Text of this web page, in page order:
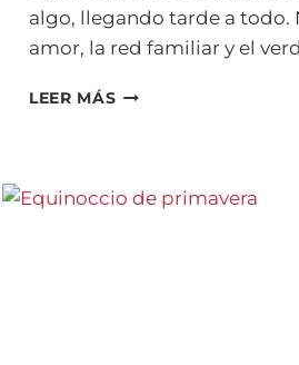
algo, llegando tarde a todo.
amor, la red familiar y el
LEER MÁS LA